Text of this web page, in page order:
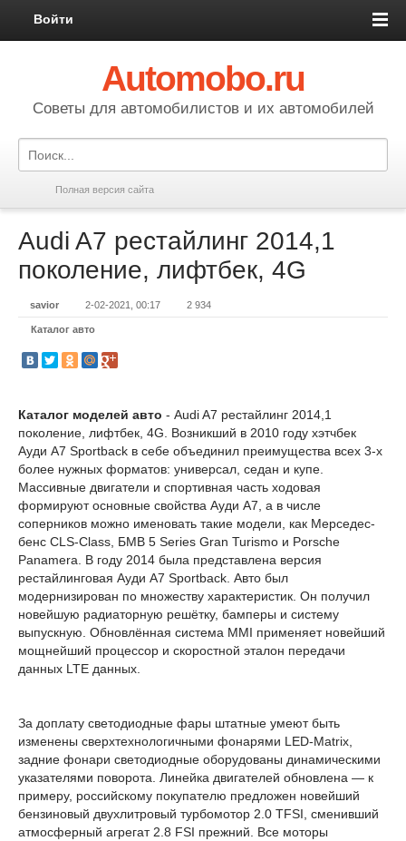
Войти
Automobo.ru
Cоветы для автомобилистов и их автомобилей
Полная версия сайта
Audi A7 рестайлинг 2014,1
поколение, лифтбек, 4G
savior 2-02-2021, 00:17 2 934
Каталог авто
Каталог моделей авто - Audi A7 рестайлинг 2014,1
поколение, лифтбек, 4G. Возникший в 2010 году хэтчбек
Ауди A7 Sportback в себе объединил преимущества всех 3-х
более нужных форматов: универсал, седан и купе.
Массивные двигатели и спортивная часть ходовая
формируют основные свойства Ауди A7, а в числе
соперников можно именовать такие модели, как Мерседес-
бенс CLS-Class, БМВ 5 Series Gran Turismo и Porsche
Panamera. В году 2014 была представлена версия
рестайлинговая Ауди A7 Sportback. Авто был
модернизирован по множеству характеристик. Он получил
новейшую радиаторную решётку, бамперы и систему
выпускную. Обновлённая система MMI применяет новейший
мощнейший процессор и скоростной эталон передачи
данных LTE данных.
За доплату светодиодные фары штатные умеют быть
изменены сверхтехнологичными фонарями LED-Matrix,
задние фонари светодиодные оборудованы динамическими
указателями поворота. Линейка двигателей обновлена — к
примеру, российскому покупателю предложен новейший
бензиновый двухлитровый турбомотор 2.0 TFSI, сменивший
атмосферный агрегат 2.8 FSI прежний. Все моторы